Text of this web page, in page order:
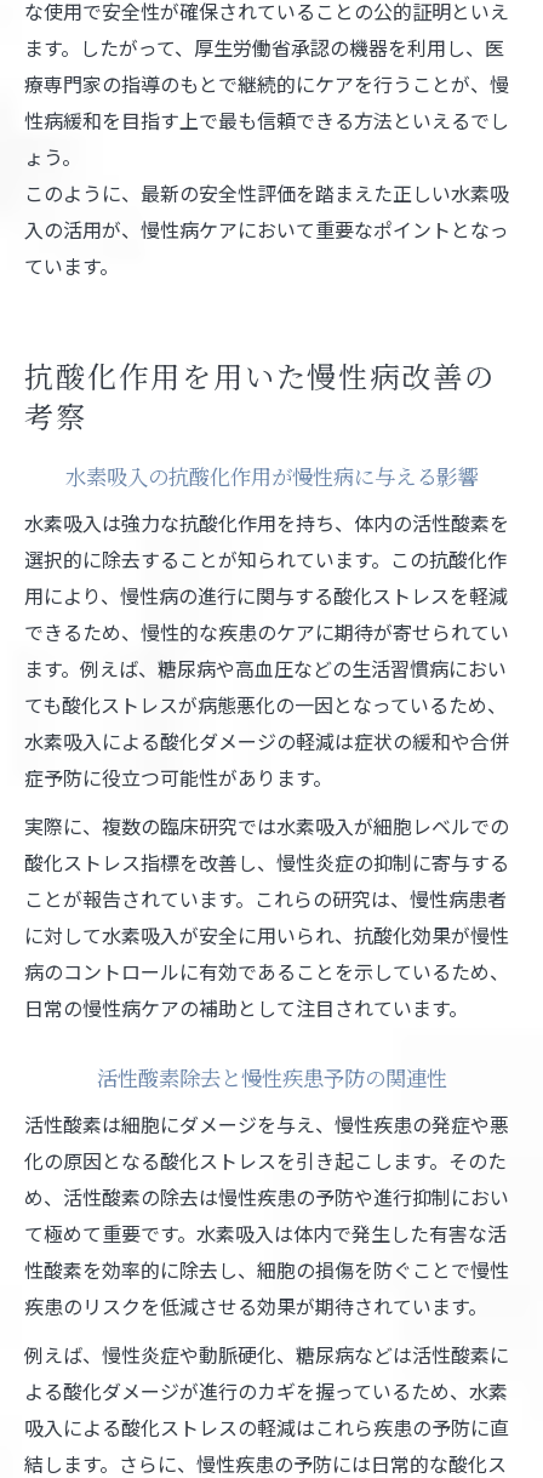
な使用で安全性が確保されていることの公的証明といえ
ます。したがって、厚生労働省承認の機器を利用し、医
療専門家の指導のもとで継続的にケアを行うことが、慢
性病緩和を目指す上で最も信頼できる方法といえるでし
ょう。
このように、最新の安全性評価を踏まえた正しい水素吸
入の活用が、慢性病ケアにおいて重要なポイントとなっ
ています。
抗酸化作用を用いた慢性病改善の
考察
水素吸入の抗酸化作用が慢性病に与える影響
水素吸入は強力な抗酸化作用を持ち、体内の活性酸素を
選択的に除去することが知られています。この抗酸化作
用により、慢性病の進行に関与する酸化ストレスを軽減
できるため、慢性的な疾患のケアに期待が寄せられてい
ます。例えば、糖尿病や高血圧などの生活習慣病におい
ても酸化ストレスが病態悪化の一因となっているため、
水素吸入による酸化ダメージの軽減は症状の緩和や合併
症予防に役立つ可能性があります。
実際に、複数の臨床研究では水素吸入が細胞レベルでの
酸化ストレス指標を改善し、慢性炎症の抑制に寄与する
ことが報告されています。これらの研究は、慢性病患者
に対して水素吸入が安全に用いられ、抗酸化効果が慢性
病のコントロールに有効であることを示しているため、
日常の慢性病ケアの補助として注目されています。
活性酸素除去と慢性疾患予防の関連性
活性酸素は細胞にダメージを与え、慢性疾患の発症や悪
化の原因となる酸化ストレスを引き起こします。そのた
め、活性酸素の除去は慢性疾患の予防や進行抑制におい
て極めて重要です。水素吸入は体内で発生した有害な活
性酸素を効率的に除去し、細胞の損傷を防ぐことで慢性
疾患のリスクを低減させる効果が期待されています。
例えば、慢性炎症や動脈硬化、糖尿病などは活性酸素に
よる酸化ダメージが進行のカギを握っているため、水素
吸入による酸化ストレスの軽減はこれら疾患の予防に直
結します。さらに、慢性疾患の予防には日常的な酸化ス